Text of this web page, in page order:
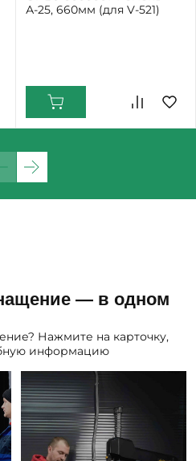
А-25, 660мм (для V-521)
— в одном
Нажмите на карточку,
информацию